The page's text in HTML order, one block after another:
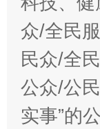
众/全民
民众/全
公众/公
实事”的